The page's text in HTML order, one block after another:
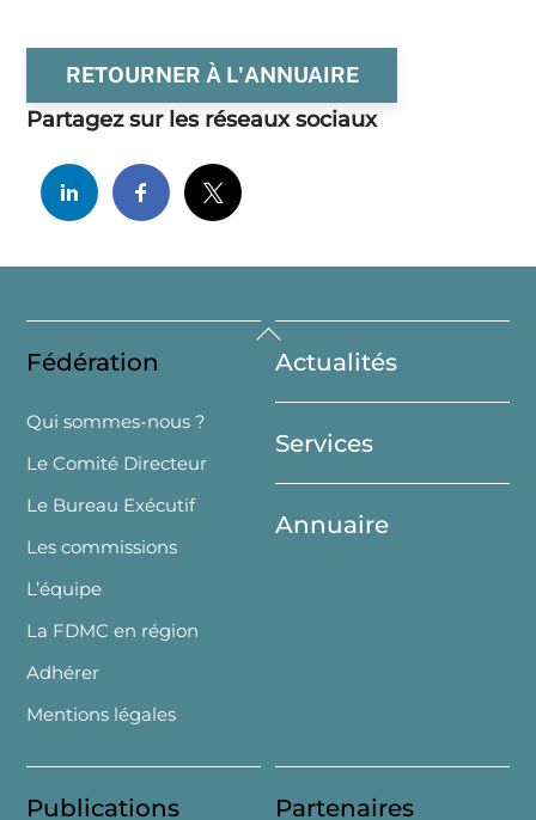
RETOURNER À L'ANNUAIRE
Partagez sur les réseaux sociaux
Back
To
Top
Fédération
Qui sommes-nous ?
Le Comité Directeur
Le Bureau Exécutif
Les commissions
L’équipe
La FDMC en région
Adhérer
Mentions légales
Actualités
Services
Annuaire
Publications Partenaires